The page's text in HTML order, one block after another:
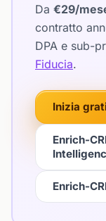
Da €29/
contratto
DPA e sub-
Fiducia.
Inizia
Enrich-
Enrich-